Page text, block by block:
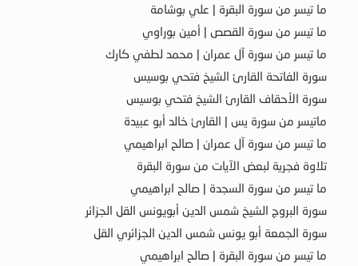
ما تيسر من سورة البقرة | علي بوشامة
ما تيسر من سورة القصص | أمين بوراوي
ما تيسر من سورة آل عمران | محمد لطفي كارك
سورة الفاتحة القارئ الشيخ فتحي بوسيس
سورة الأحقاف القارئ الشيخ فتحي بوسيس
ماتيسر من سورة يس | القارئ خالد أبو عبيدة
ما تيسر من سورة آل عمران | صالح ابراهيمي
تلاوة فجرية لبعض الآيات من سورة البقرة
ما تيسر من سورة السجدة | صالح ابراهيمي
سورة البروج الشيخ شمس الدين أبويونس القل الجزائر
سورة الجمعة أبو يونس شمس الدين الجزائري القل
ما تيسر من سورة البقرة | صالح ابراهيمي